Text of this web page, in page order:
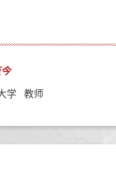
学 教师